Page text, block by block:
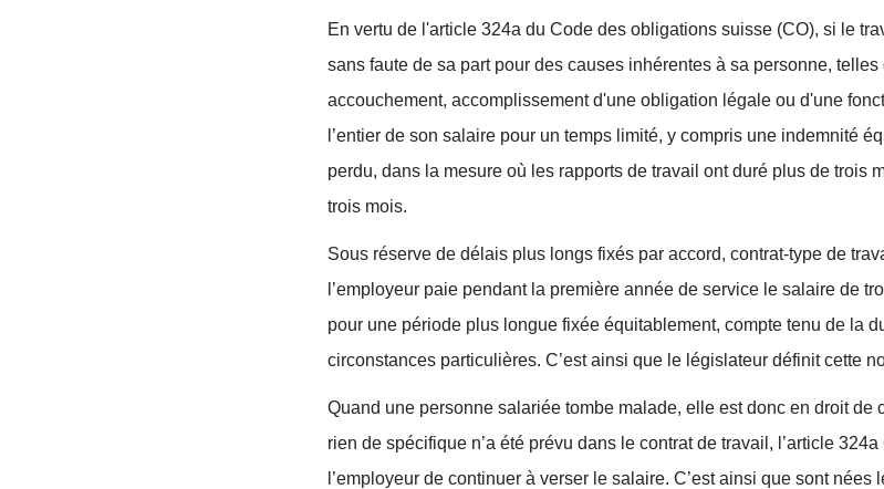
En vertu de l'article 324a du Code des obligations suisse (CO), si le
sans faute de sa part pour des causes inhérentes à sa personne,
accouchement, accomplissement d'une obligation légale ou d'une
l’entier de son salaire pour un temps limité, y compris une indemnité
perdu, dans la mesure où les rapports de travail ont duré plus de trois
trois mois.
Sous réserve de délais plus longs fixés par accord, contrat-type de
l’employeur paie pendant la première année de service le salaire de
pour une période plus longue fixée équitablement, compte tenu de la
circonstances particulières. C’est ainsi que le législateur définit cette
Quand une personne salariée tombe malade, elle est donc en droit de
rien de spécifique n’a été prévu dans le contrat de travail, l’article
l’employeur de continuer à verser le salaire. C’est ainsi que sont